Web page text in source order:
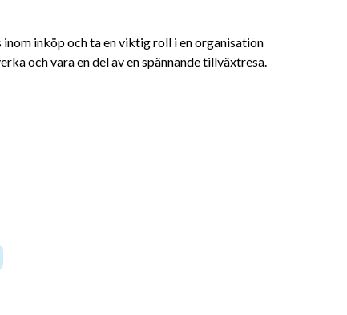
inköp och ta en viktig roll i en organisation
och vara en del av en spännande tillväxtresa.